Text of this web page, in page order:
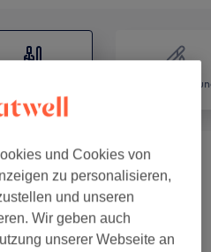
ab 8 €
ab 10 €
und Cookies von
zu personalisieren,
und unseren
Wir geben auch
unserer Webseite an